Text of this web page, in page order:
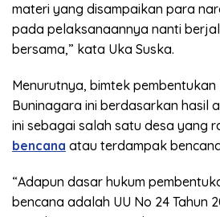
materi yang disampaikan para
pada pelaksanaannya nanti
bersama,” kata Uka Suska.
Menurutnya, bimtek pembentukan
Buninagara ini berdasarkan hasil
ini sebagai salah satu desa yang
bencana atau terdampak
“Adapun dasar hukum
bencana adalah UU No 24 Tahun